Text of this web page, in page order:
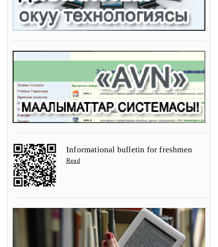
Informational bulletin for freshmen
Read